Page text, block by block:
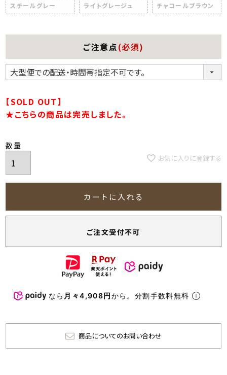
スチールグレー ライトグレージュ チャコールブラウン
ご注意点 (必須)
【SOLD OUT】
★こちらの商品は完売しました。
お気に入りに登録する
カートに入れる
ご注文受付不可
なら 月々4,908円から。分割手数料無料
商品についてのお問い合わせ